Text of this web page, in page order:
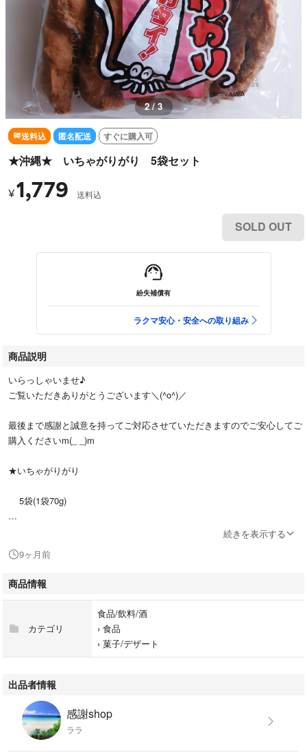
2 / 3
送料込 匿名配送 すぐに購入可
★沖縄★ いちゃがりがり 5袋セット
¥1,779 送料込
SOLD OUT
紛失補償有
ラクマ安心・安全への取り組み
商品説明
いらっしゃいませ♪
ご覧いただきありがとうございます＼(^o^)／
最後まで感謝と誠意を持ってご対応させていただきますのでご安心してご
購入くださいm(_ _)m
★いちゃがりがり
5袋(1袋70g)
★即購入大歓迎です＼(^o^)／
続きを表示する
9ヶ月前
商品情報
カテゴリ
食品/飲料/酒
› 食品
› 菓子/デザート
出品者情報
感謝shop
ララ